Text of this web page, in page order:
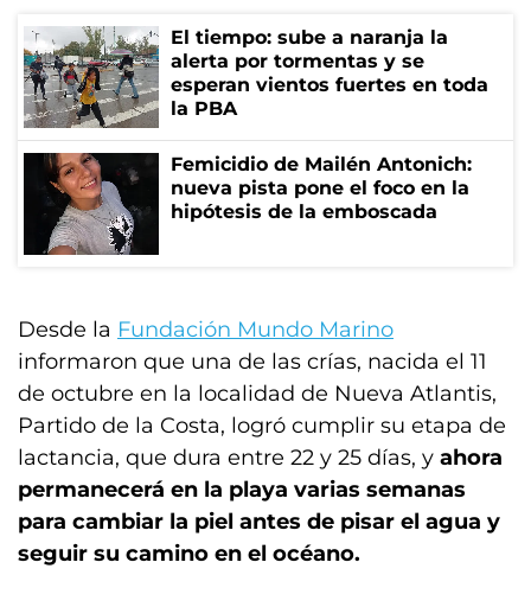
El tiempo: sube a naranja la
alerta por tormentas y se
esperan vientos fuertes en toda
la PBA
Femicidio de Mailén Antonich:
nueva pista pone el foco en la
hipótesis de la emboscada
Desde la Fundación Mundo Marino
informaron que una de las crías, nacida el 11
de octubre en la localidad de Nueva Atlantis,
Partido de la Costa, logró cumplir su etapa de
lactancia, que dura entre 22 y 25 días, y ahora
permanecerá en la playa varias semanas
para cambiar la piel antes de pisar el agua y
seguir su camino en el océano.